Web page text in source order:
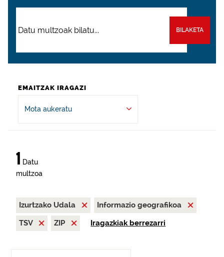
BILAKETA
EMAITZAK IRAGAZI
Mota aukeratu
1 Datu
multzoa
Izurtzako Udala
Informazio geografikoa
TSV
ZIP Iragazkiak berrezarri